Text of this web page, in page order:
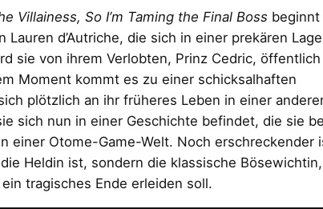
Villainess, So I’m Taming the Final Boss
Lauren d’Autriche, die sich in einer prekären Lage
sie von ihrem Verlobten, Prinz Cedric, öffentlich
Moment kommt es zu einer schicksalhaften
plötzlich an ihr früheres Leben in einer
sich nun in einer Geschichte befindet, die sie
einer Otome-Game-Welt. Noch erschreckender
Heldin ist, sondern die klassische
tragisches Ende erleiden soll.